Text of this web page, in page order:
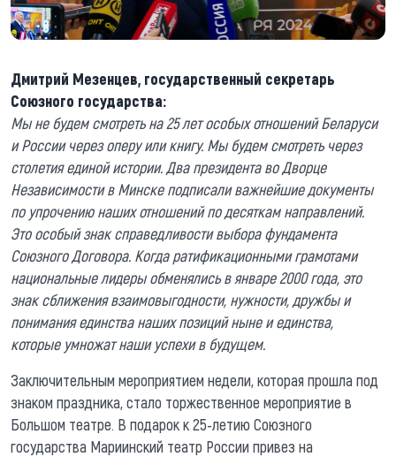
Дмитрий Мезенцев, государственный секретарь
Союзного государства:
Мы не будем смотреть на 25 лет особых отношений Беларуси
и России через оперу или книгу. Мы будем смотреть через
столетия единой истории. Два президента во Дворце
Независимости в Минске подписали важнейшие документы
по упрочению наших отношений по десяткам направлений.
Это особый знак справедливости выбора фундамента
Союзного Договора. Когда ратификационными грамотами
национальные лидеры обменялись в январе 2000 года, это
знак сближения взаимовыгодности, нужности, дружбы и
понимания единства наших позиций ныне и единства,
которые умножат наши успехи в будущем.
Заключительным мероприятием недели, которая прошла под
знаком праздника, стало торжественное мероприятие в
Большом театре. В подарок к 25-летию Союзного
государства Мариинский театр России привез на